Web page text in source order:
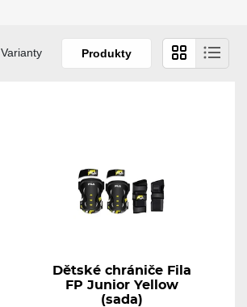
Skladem 539 Kč
Varianty Produkty
Dětské chrániče Fila
FP Junior Yellow
(sada)